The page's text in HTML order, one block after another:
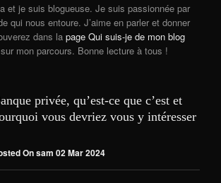
et je suis blogueuse. Je suis passionnée par
qui nous entoure. J’aime en parler et donner
dans la page Qui suis-je de mon blog
mon parcours. Bonne lecture à tous !
privée, qu’est-ce que c’est et
vous devriez vous y intéresser
On sam 02 Mar 2024